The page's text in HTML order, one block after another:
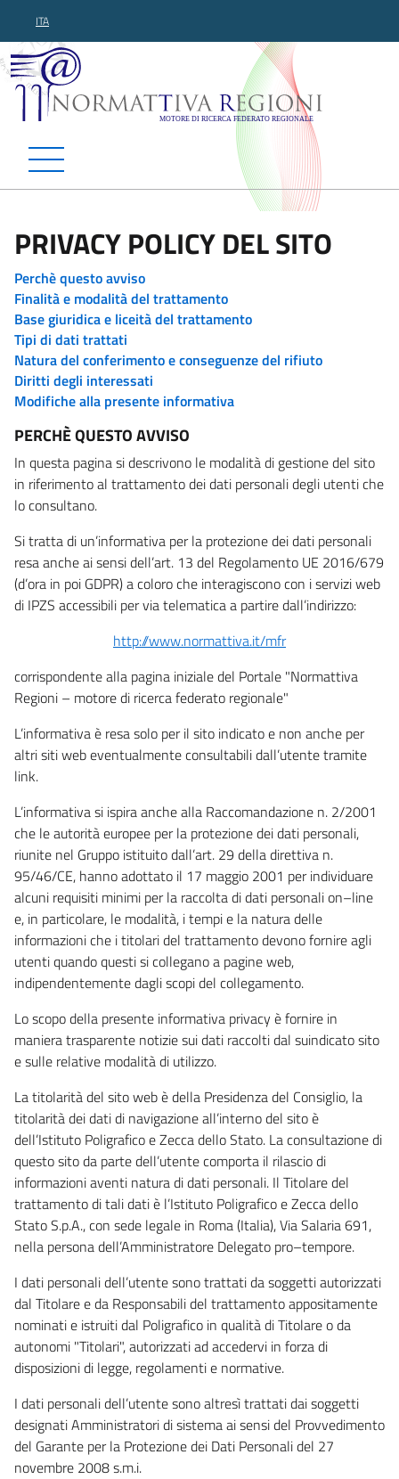
ITA
Normattiva Regioni -
PRIVACY POLICY DEL SITO
Perchè questo avviso
Finalità e modalità del trattamento
Base giuridica e liceità del trattamento
Tipi di dati trattati
Natura del conferimento e conseguenze del rifiuto
Diritti degli interessati
Modifiche alla presente informativa
PERCHÈ QUESTO AVVISO
In questa pagina si descrivono le modalità di gestione del sito
in riferimento al trattamento dei dati personali degli utenti che
lo consultano.
Si tratta di un’informativa per la protezione dei dati personali
resa anche ai sensi dell’art. 13 del Regolamento UE 2016/679
(d’ora in poi GDPR) a coloro che interagiscono con i servizi web
di IPZS accessibili per via telematica a partire dall’indirizzo:
http://www.normattiva.it/mfr
corrispondente alla pagina iniziale del Portale "Normattiva
Regioni – motore di ricerca federato regionale"
L’informativa è resa solo per il sito indicato e non anche per
altri siti web eventualmente consultabili dall’utente tramite
link.
L’informativa si ispira anche alla Raccomandazione n. 2/2001
che le autorità europee per la protezione dei dati personali,
riunite nel Gruppo istituito dall’art. 29 della direttiva n.
95/46/CE, hanno adottato il 17 maggio 2001 per individuare
alcuni requisiti minimi per la raccolta di dati personali on–line
e, in particolare, le modalità, i tempi e la natura delle
informazioni che i titolari del trattamento devono fornire agli
utenti quando questi si collegano a pagine web,
indipendentemente dagli scopi del collegamento.
Lo scopo della presente informativa privacy è fornire in
maniera trasparente notizie sui dati raccolti dal suindicato sito
e sulle relative modalità di utilizzo.
La titolarità del sito web è della Presidenza del Consiglio, la
titolarità dei dati di navigazione all’interno del sito è
dell’Istituto Poligrafico e Zecca dello Stato. La consultazione di
questo sito da parte dell’utente comporta il rilascio di
informazioni aventi natura di dati personali. Il Titolare del
trattamento di tali dati è l’Istituto Poligrafico e Zecca dello
Stato S.p.A., con sede legale in Roma (Italia), Via Salaria 691,
nella persona dell’Amministratore Delegato pro–tempore.
I dati personali dell’utente sono trattati da soggetti autorizzati
dal Titolare e da Responsabili del trattamento appositamente
nominati e istruiti dal Poligrafico in qualità di Titolare o da
autonomi "Titolari", autorizzati ad accedervi in forza di
disposizioni di legge, regolamenti e normative.
I dati personali dell’utente sono altresì trattati dai soggetti
designati Amministratori di sistema ai sensi del Provvedimento
del Garante per la Protezione dei Dati Personali del 27
novembre 2008 s.m.i.